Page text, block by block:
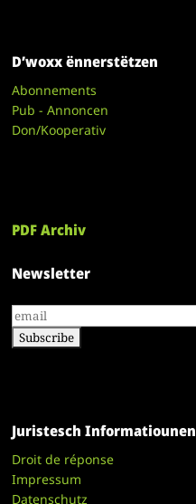
D’woxx ënnerstëtzen
Abonnements
Pub - Annoncen
Don/Kooperativ
PDF Archiv
Newsletter
Juristesch Informatiounen
Droit de réponse
Impressum
Datenschutz